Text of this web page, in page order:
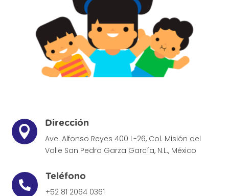

Dirección
Ave. Alfonso Reyes 400 L-26, Col. Misión del
Valle San Pedro Garza García, N.L., México

Teléfono
+52 81 2064 0361